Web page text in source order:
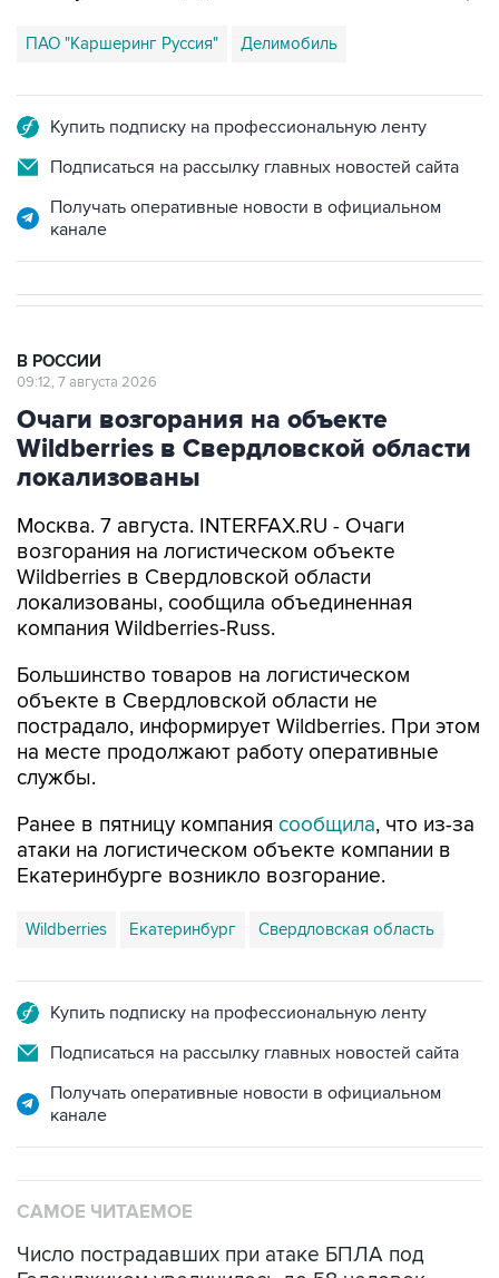
ПАО "Каршеринг Руссия" Делимобиль
Купить подписку на профессиональную ленту
Подписаться на рассылку главных новостей сайта
Получать оперативные новости в официальном
канале
В РОССИИ
09:12, 7 августа 2026
Очаги возгорания на объекте
Wildberries в Свердловской области
локализованы
Москва. 7 августа. INTERFAX.RU - Очаги
возгорания на логистическом объекте
Wildberries в Свердловской области
локализованы, сообщила объединенная
компания Wildberries-Russ.
Большинство товаров на логистическом
объекте в Свердловской области не
пострадало, информирует Wildberries. При этом
на месте продолжают работу оперативные
службы.
Ранее в пятницу компания сообщила, что из-за
атаки на логистическом объекте компании в
Екатеринбурге возникло возгорание.
Wildberries Екатеринбург Свердловская область
Купить подписку на профессиональную ленту
Подписаться на рассылку главных новостей сайта
Получать оперативные новости в официальном
канале
САМОЕ ЧИТАЕМОЕ
Число пострадавших при атаке БПЛА под